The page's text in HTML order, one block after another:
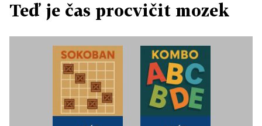
Teď je čas procvičit mozek